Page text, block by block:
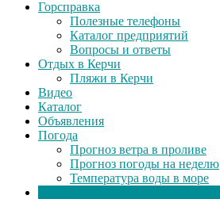
Горсправка
Полезные телефоны
Каталог предприятий
Вопросы и ответы
Отдых в Керчи
Пляжи в Керчи
Видео
Каталог
Объявления
Погода
Прогноз ветра в проливе
Прогноз погоды на неделю
Температура воды в море